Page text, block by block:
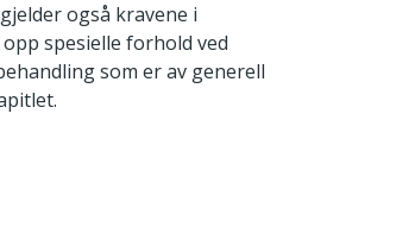
også kravene i
spesielle forhold ved
som er av generell